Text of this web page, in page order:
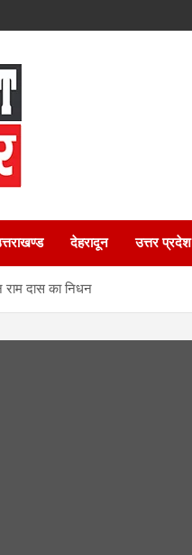
–
देहरादून उत्तर प्रदेश
राम दास का निधन